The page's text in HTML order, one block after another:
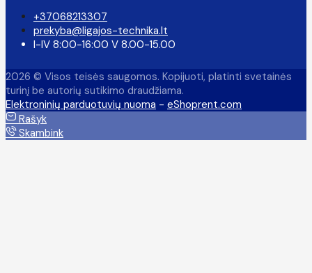
+37068213307
prekyba@ligajos-technika.lt
I-IV 8:00-16:00 V 8.00-15.00
2026 © Visos teisės saugomos. Kopijuoti, platinti svetainės
turinį be autorių sutikimo draudžiama.
Elektroninių parduotuvių nuoma - eShoprent.com
Rašyk
Skambink